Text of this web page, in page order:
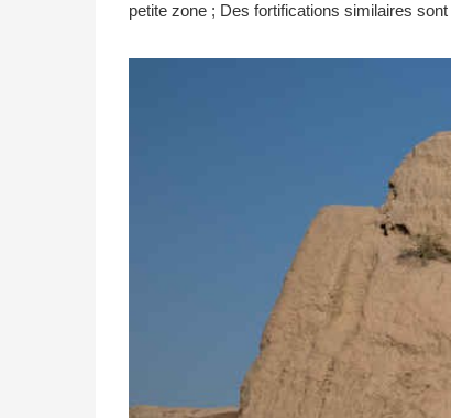
petite zone ; Des fortifications similaires